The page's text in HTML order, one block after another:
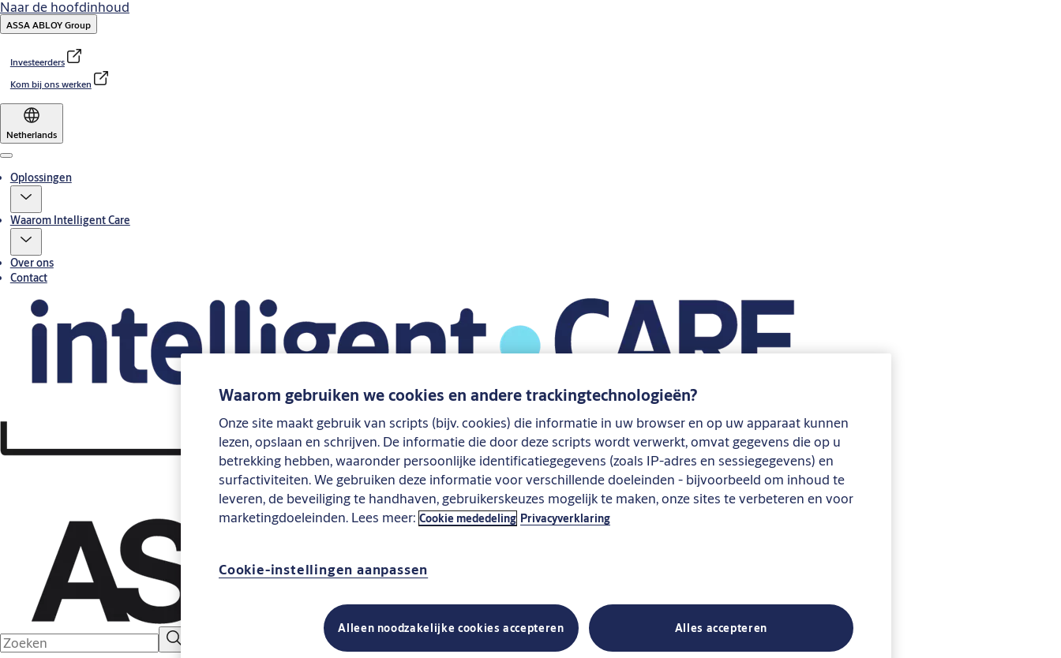
Naar de hoofdinhoud
ASSA ABLOY Group
Investeerders
Kom bij ons werken
Netherlands
Menu
Oplossingen
Waarom Intelligent Care
Over ons
Contact
Waarom gebruiken we cookies en andere trackingtechnologieën?
Onze site maakt gebruik van scripts (bijv. cookies) die informatie in uw browser en op uw apparaat kunnen
lezen, opslaan en schrijven. De informatie die door deze scripts wordt verwerkt, omvat gegevens die op u
betrekking hebben, waaronder persoonlijke identificatiegegevens (zoals IP-adres en sessiegegevens) en
surfactiviteiten. We gebruiken deze informatie voor verschillende doeleinden - bijvoorbeeld om inhoud te
leveren, de beveiliging te handhaven, gebruikerskeuzes mogelijk te maken, onze sites te verbeteren en voor
marketingdoeleinden. Lees meer: Cookie mededeling Privacyverklaring
Cookie-instellingen aanpassen
Alleen noodzakelijke cookies accepteren Alles accepteren